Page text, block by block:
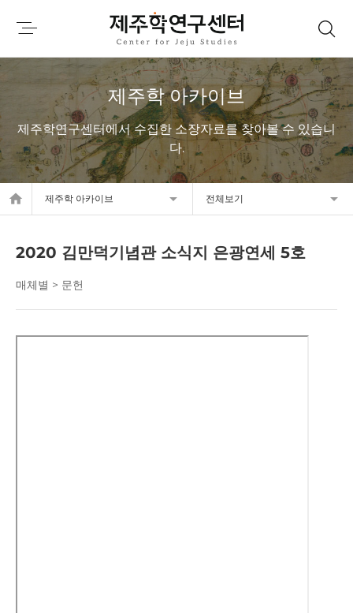
제주학 아카이브
제주학연구센터에서 수집한 소장자료를 찾아볼 수 있습니
다.
home 제주학 아카이브 전체보기
2020 김만덕기념관 소식지 은광연세 5호
매체별 > 문헌